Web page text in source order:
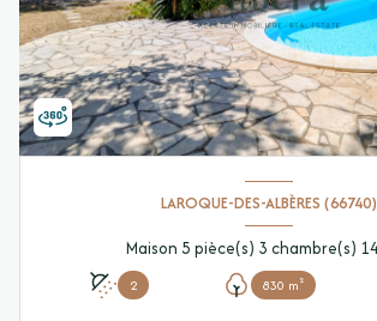
LAROQUE-DES-ALBÈRES (66740)
2 830 m²